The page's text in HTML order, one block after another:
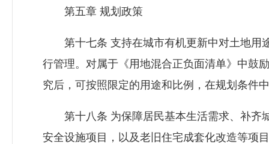
第五章 规划政策
第十七条 支持在城市有机更新中对土地用
行管理。对属于《用地混合正负面清单》中鼓
究后，可按照限定的用途和比例，在规划条件
第十八条 为保障居民基本生活需求、补齐
安全设施项目，以及老旧住宅成套化改造等项